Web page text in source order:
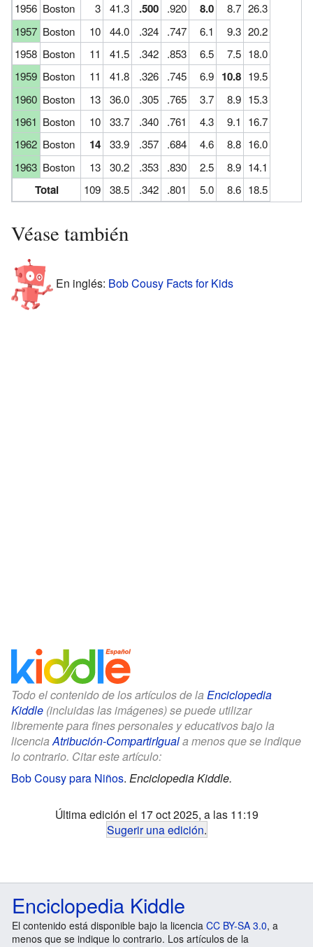
1956 Boston 3 41.3 .500 .920 8.0 8.7 26.3
1957 Boston 10 44.0 .324 .747 6.1 9.3 20.2
1958 Boston 11 41.5 .342 .853 6.5 7.5 18.0
1959 Boston 11 41.8 .326 .745 6.9 10.8 19.5
1960 Boston 13 36.0 .305 .765 3.7 8.9 15.3
1961 Boston 10 33.7 .340 .761 4.3 9.1
16.7
1962 Boston 14 33.9 .357 .684 4.6 8.8 16.0
1963 Boston 13 30.2 .353 .830 2.5 8.9 14.1
Total 109 38.5 .342 .801 5.0 8.6 18.5
Véase también
En inglés: Bob Cousy Facts for Kids
Todo el contenido de los artículos de la Enciclopedia
Kiddle (incluidas las imágenes) se puede utilizar
libremente para fines personales y educativos bajo la
licenciaAtribución-CompartirIguala menos que se indique
lo contrario. Citar este artículo:
Bob Cousy para Niños. Enciclopedia Kiddle.
Última edición el 17 oct 2025, a las 11:19
Sugerir una edición.
Enciclopedia Kiddle
El contenido está disponible bajo la licencia CC BY-SA 3.0, a
menos que se indique lo contrario. Los artículos de la